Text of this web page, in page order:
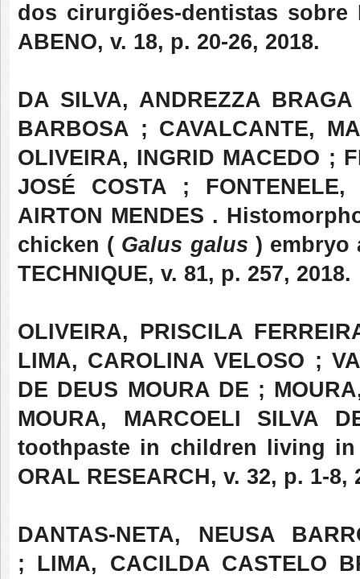
dos cirurgiões-dentistas sobre
ABENO, v. 18, p. 20-26, 2018.
DA SILVA, ANDREZZA
BARBOSA ; CAVALCANTE,
OLIVEIRA, INGRID MACEDO ;
JOSÉ COSTA ;
AIRTON MENDES .
chicken ( Galus galus ) embryo
TECHNIQUE, v. 81, p. 257, 2018.
OLIVEIRA, PRISCILA
LIMA, CAROLINA VELOSO ;
DE DEUS MOURA DE ;
MOURA, MARCOELI
toothpaste in children living
ORAL RESEARCH, v. 32, p. 1-8,
DANTAS-NETA, NEUSA
; LIMA, CACILDA CASTELO